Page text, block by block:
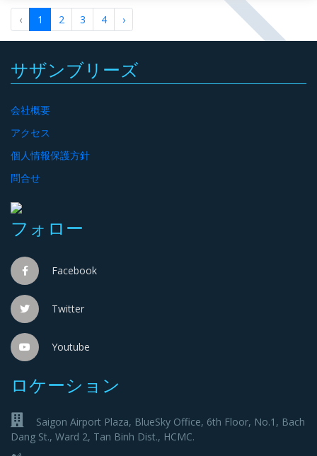
‹ 1 2 3 4 ›
サザンブリーズ
会社概要
アクセス
個人情報保護方針
問合せ
フォロー
Facebook
Twitter
Youtube
ロケーション
Saigon Airport Plaza, BlueSky Office, 6th Floor, No.1, Bach
Dang St., Ward 2, Tan Binh Dist., HCMC.